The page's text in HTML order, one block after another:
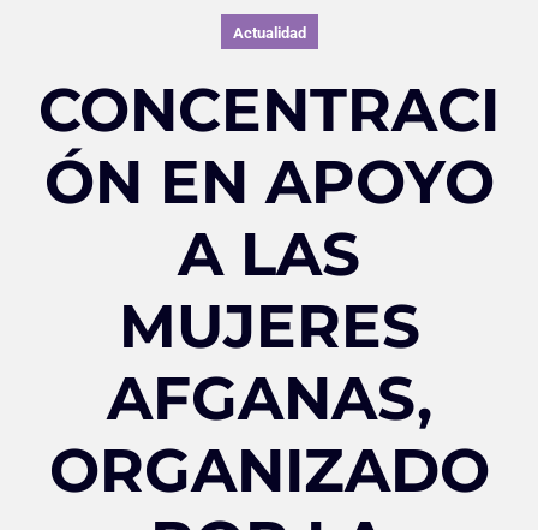
Actualidad
CONCENTRACI
ÓN EN APOYO
A LAS
MUJERES
AFGANAS,
ORGANIZADO